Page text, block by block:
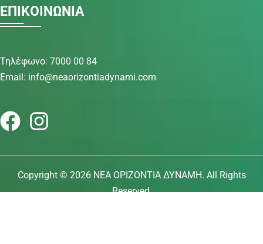
ΕΠΙΚΟΙΝΩΝΙΑ
Τηλέφωνο: 7000 00 84
Email: info@neaorizontiadynami.com
Copyright © 2026 ΝΕΑ ΟΡΙΖΟΝΤΙΑ ΔΥΝΑΜΗ. All Rights
Reserved.